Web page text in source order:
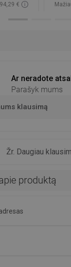
Ar neradote
Parašyk mums
klausimą
Žr. Daugiau
produktą
€